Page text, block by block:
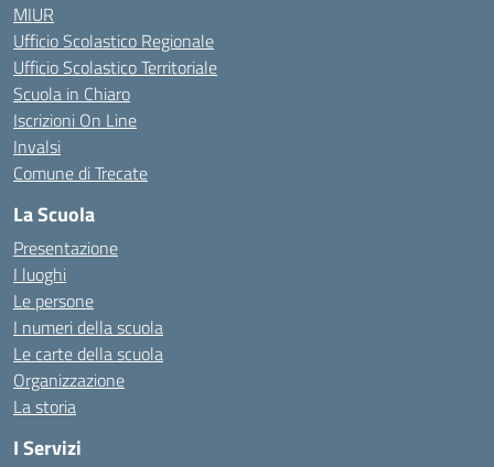
MIUR
Ufficio Scolastico Regionale
Ufficio Scolastico Territoriale
Scuola in Chiaro
Iscrizioni On Line
Invalsi
Comune di Trecate
La Scuola
Presentazione
I luoghi
Le persone
I numeri della scuola
Le carte della scuola
Organizzazione
La storia
I Servizi